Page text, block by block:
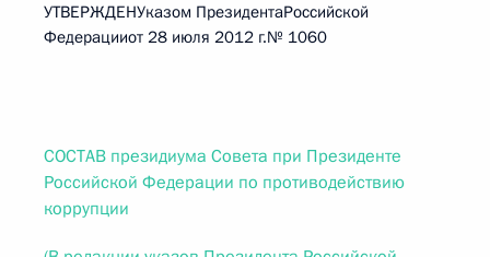
УТВЕРЖДЕНУказом ПрезидентаРоссийской
Федерацииот 28 июля 2012 г.№ 1060
СОСТАВ президиума Совета при Президенте
Российской Федерации по противодействию
коррупции